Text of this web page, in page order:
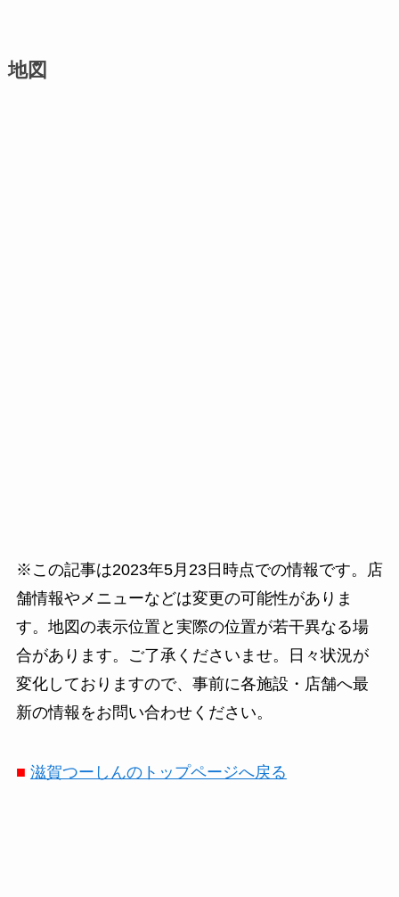
地図
※この記事は2023年5月23日時点での情報です。店
舗情報やメニューなどは変更の可能性がありま
す。地図の表示位置と実際の位置が若干異なる場
合があります。ご了承くださいませ。日々状況が
変化しておりますので、事前に各施設・店舗へ最
新の情報をお問い合わせください。
■ 滋賀つーしんのトップページへ戻る